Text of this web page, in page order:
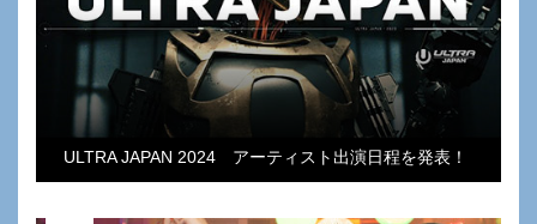
ULTRA JAPAN 2024 アーティスト出演日程を発表！